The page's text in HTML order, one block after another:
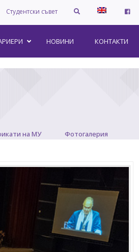
Студентски съвет
КОНТАКТИ
НОВИНИ
на МУ Фотогалерия